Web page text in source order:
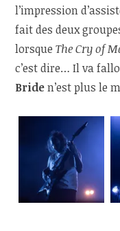
l’impression
fait des deux
lorsqueThe Cry of
c’est dire… Il va
Briden’est plus le